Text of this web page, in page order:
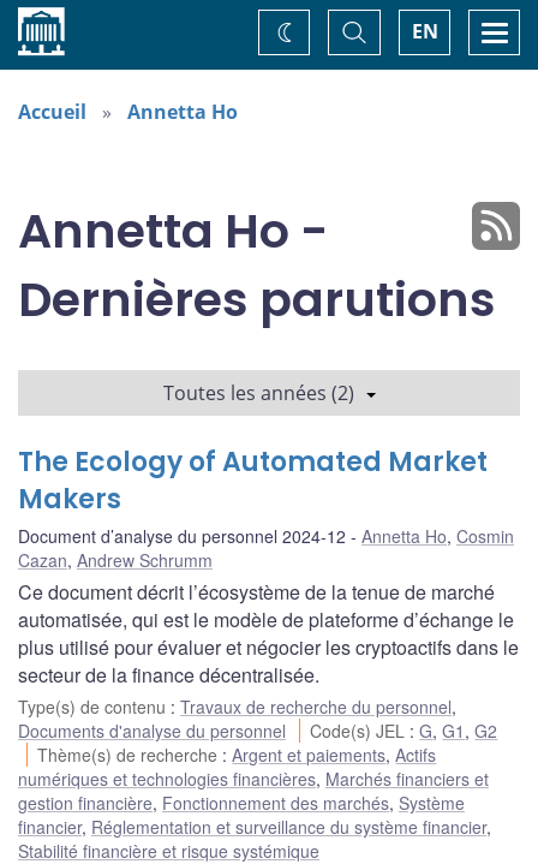
Accueil EN
Basculer
la
recherche
Changez
de
Accueil Annetta Ho
Annetta Ho -
Dernières parutions
Toutes les années (2)
The Ecology of Automated Market
Makers
Document d’analyse du personnel 2024-12 Annetta Ho, Cosmin
Cazan, Andrew Schrumm
Ce document décrit l’écosystème de la tenue de marché
automatisée, qui est le modèle de plateforme d’échange le
plus utilisé pour évaluer et négocier les cryptoactifs dans le
secteur de la finance décentralisée.
Type(s) de contenu : Travaux de recherche du personnel,
Documents d'analyse du personnel
Code(s) JEL :G,G1 ,G2
Thème(s) de recherche :Argent et paiements,Actifs
numériques et technologies financières, Marchés financiers et
gestion financière, Fonctionnement des marchés, Système
financier, Réglementation et surveillance du système financier,
Stabilité financière et risque systémique